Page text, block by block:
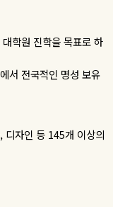
대학원 진학을목표로하
서 전국적인 명성 보유
, 디자인 등 145개 이상의